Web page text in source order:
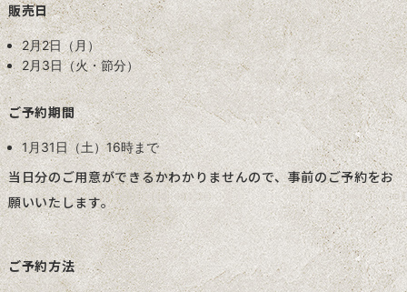
販売日
2月2日（月）
2月3日（火・節分）
ご予約期間
1月31日（土）16時まで
当日分のご用意ができるかわかりませんので、事前のご予約をお
願いいたします。
ご予約方法